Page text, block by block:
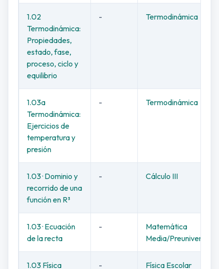
1.02
Termodinámica:
Propiedades,
estado, fase,
proceso, ciclo y
equilibrio
- Termodinámica
1.03a
Termodinámica:
Ejercicios de
temperatura y
presión
- Termodinámica
1.03 · Dominio y
recorrido de una
función en R³
- Cálculo III
1.03 · Ecuación
de la recta
-
Matemática
Media/
1.03 Física
- Física Escolar